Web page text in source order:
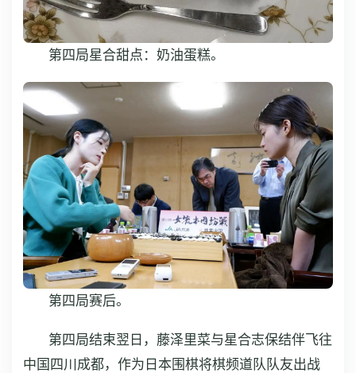
第四局星合甜点：奶油蛋糕。
第四局赛后。
第四局结束翌日，藤泽里菜与星合志保结伴飞往
中国四川成都，作为日本围棋将棋频道队队友出战